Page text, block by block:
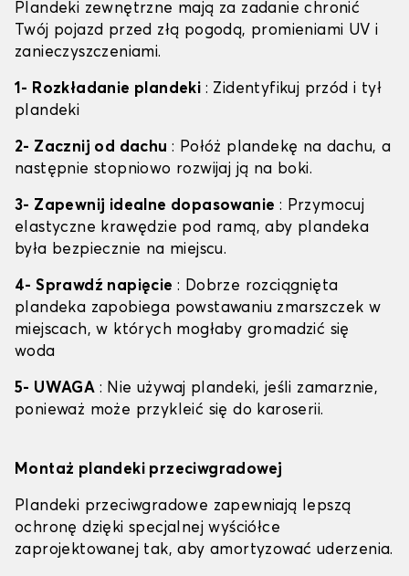
Plandeki zewnętrzne mają za zadanie chronić
Twój pojazd przed złą pogodą, promieniami UV i
zanieczyszczeniami.
1- Rozkładanie plandeki : Zidentyfikuj przód i tył
plandeki
2- Zacznij od dachu : Połóż plandekę na dachu, a
następnie stopniowo rozwijaj ją na boki.
3- Zapewnij idealne dopasowanie : Przymocuj
elastyczne krawędzie pod ramą, aby plandeka
była bezpiecznie na miejscu.
4- Sprawdź napięcie : Dobrze rozciągnięta
plandeka zapobiega powstawaniu zmarszczek w
miejscach, w których mogłaby gromadzić się
woda
5- UWAGA : Nie używaj plandeki, jeśli zamarznie,
ponieważ może przykleić się do karoserii.
Montaż plandeki przeciwgradowej
Plandeki przeciwgradowe zapewniają lepszą
ochronę dzięki specjalnej wyściółce
zaprojektowanej tak, aby amortyzować uderzenia.